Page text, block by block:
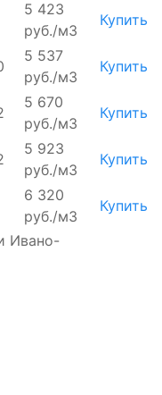
5 423
руб./м3
Купить
5 537
руб./м3
Купить
5 670
руб./м3
Купить
5 923
руб./м3
Купить
6 320
руб./м3
Купить
Ивано-